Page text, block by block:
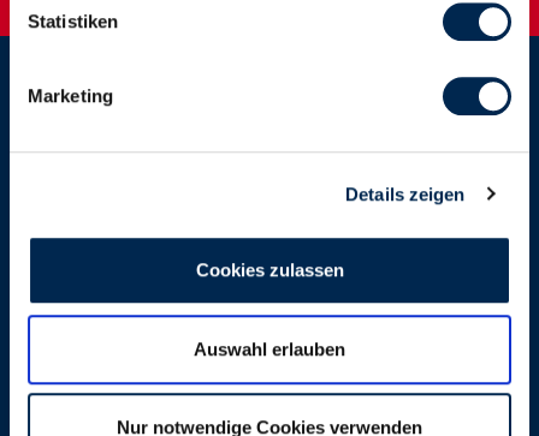
Statistiken
Marketing
Details zeigen
Cookies zulassen
Auswahl erlauben
Nur notwendige Cookies verwenden
©2026 Nordsee Deutschland - All rights reserved.
Social Media Gewinnspiele
Impressum
Datenschutz